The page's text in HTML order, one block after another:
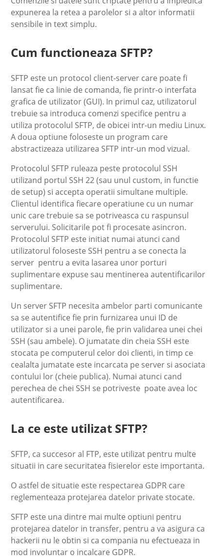
expunerea la retea a parolelor si a altor informatii
sensibile in text simplu.
Cum functioneaza SFTP?
SFTP este un protocol client-server care poate fi
lansat fie ca linie de comanda, fie printr-o interfata
grafica de utilizator (GUI). In primul caz, utilizatorul
trebuie sa introduca comenzi specifice pentru a
utiliza protocolul SFTP, de obicei intr-un mediu Linux.
A doua optiune foloseste un program care
abstractizeaza utilizarea SFTP intr-un mod vizual.
Protocolul SFTP ruleaza peste protocolul SSH
utilizand portul SSH 22 (sau unul custom, in functie
de setup) si accepta operatii simultane multiple.
Clientul identifica fiecare operatiune cu un numar
unic care trebuie sa se potriveasca cu raspunsul
serverului. Solicitarile pot fi procesate asincron.
Protocolul SFTP este initiat numai atunci cand
utilizatorul foloseste SSH pentru a se conecta la
server pentru a evita lasarea unor porturi
suplimentare expuse sau mentinerea autentificarilor
suplimentare.
Un server SFTP necesita ambelor parti comunicante
sa se autentifice fie prin furnizarea unui ID de
utilizator si a unei parole, fie prin validarea unei chei
SSH (sau ambele). O jumatate din cheia SSH este
stocata pe computerul celor doi clienti, in timp ce
cealalta jumatate este incarcata pe server si asociata
contului lor (cheie publica). Numai atunci cand
perechea de chei SSH se potriveste poate avea loc
autentificarea.
La ce este utilizat SFTP?
SFTP, ca succesor al FTP, este utilizat pentru multe
situatii in care securitatea fisierelor este importanta.
O astfel de situatie este respectarea GDPR care
reglementeaza protejarea datelor private stocate.
SFTP este una dintre mai multe optiuni pentru
protejarea datelor in transfer, pentru a va asigura ca
hackerii nu le obtin si ca compania nu efectueaza in
mod involuntar o incalcare GDPR.